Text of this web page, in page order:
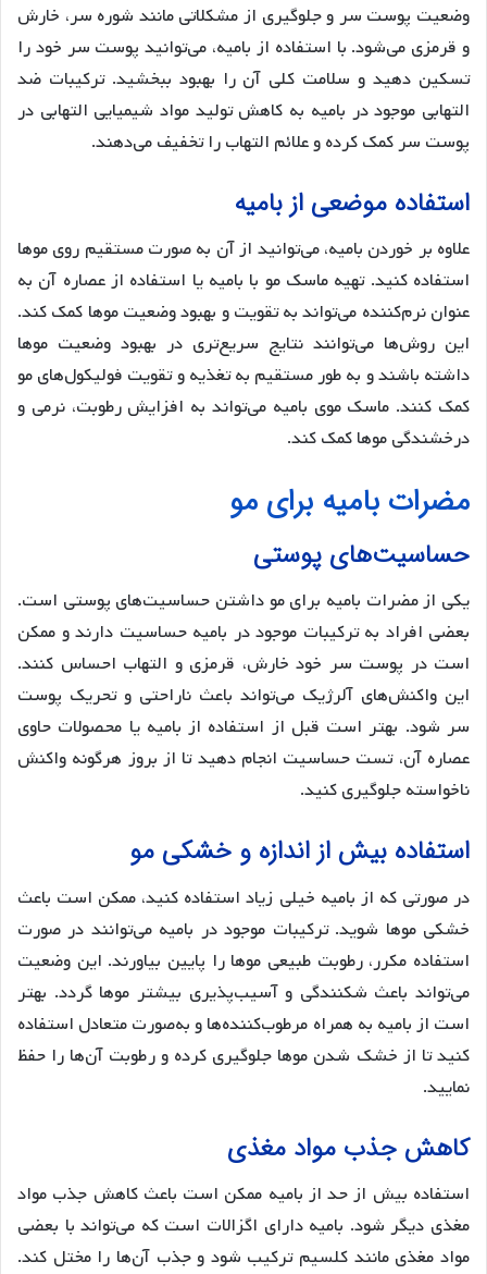
وضعیت پوست سر و جلوگیری از مشکلاتی مانند شوره سر، خارش
و قرمزی می‌شود. با استفاده از بامیه، می‌توانید پوست سر خود را
تسکین دهید و سلامت کلی آن را بهبود ببخشید. ترکیبات ضد
التهابی موجود در بامیه به کاهش تولید مواد شیمیایی التهابی در
پوست سر کمک کرده و علائم التهاب را تخفیف می‌دهند.
استفاده موضعی از بامیه
علاوه بر خوردن بامیه، می‌توانید از آن به صورت مستقیم روی موها
استفاده کنید. تهیه ماسک مو با بامیه یا استفاده از عصاره آن به
عنوان نرم‌کننده می‌تواند به تقویت و بهبود وضعیت موها کمک کند.
این روش‌ها می‌توانند نتایج سریع‌تری در بهبود وضعیت موها
داشته باشند و به طور مستقیم به تغذیه و تقویت فولیکول‌های مو
کمک کنند. ماسک موی بامیه می‌تواند به افزایش رطوبت، نرمی و
درخشندگی موها کمک کند.
مضرات بامیه برای مو
حساسیت‌های پوستی
یکی از مضرات بامیه برای مو داشتن حساسیت‌های پوستی است.
بعضی افراد به ترکیبات موجود در بامیه حساسیت دارند و ممکن
است در پوست سر خود خارش، قرمزی و التهاب احساس کنند.
این واکنش‌های آلرژیک می‌تواند باعث ناراحتی و تحریک پوست
سر شود. بهتر است قبل از استفاده از بامیه یا محصولات حاوی
عصاره آن، تست حساسیت انجام دهید تا از بروز هرگونه واکنش
ناخواسته جلوگیری کنید.
استفاده بیش از اندازه و خشکی مو
در صورتی که از بامیه خیلی زیاد استفاده کنید، ممکن است باعث
خشکی موها شوید. ترکیبات موجود در بامیه می‌توانند در صورت
استفاده مکرر، رطوبت طبیعی موها را پایین بیاورند. این وضعیت
می‌تواند باعث شکنندگی و آسیب‌پذیری بیشتر موها گردد. بهتر
است از بامیه به همراه مرطوب‌کننده‌ها و به‌صورت متعادل استفاده
کنید تا از خشک شدن موها جلوگیری کرده و رطوبت آن‌ها را حفظ
نمایید.
کاهش جذب مواد مغذی
استفاده بیش از حد از بامیه ممکن است باعث کاهش جذب مواد
مغذی دیگر شود. بامیه دارای اگزالات است که می‌تواند با بعضی
مواد مغذی مانند کلسیم ترکیب شود و جذب آن‌ها را مختل کند.